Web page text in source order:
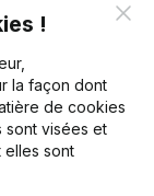
!
la façon dont
de cookies
sont visées et
elles sont
d’entreprise